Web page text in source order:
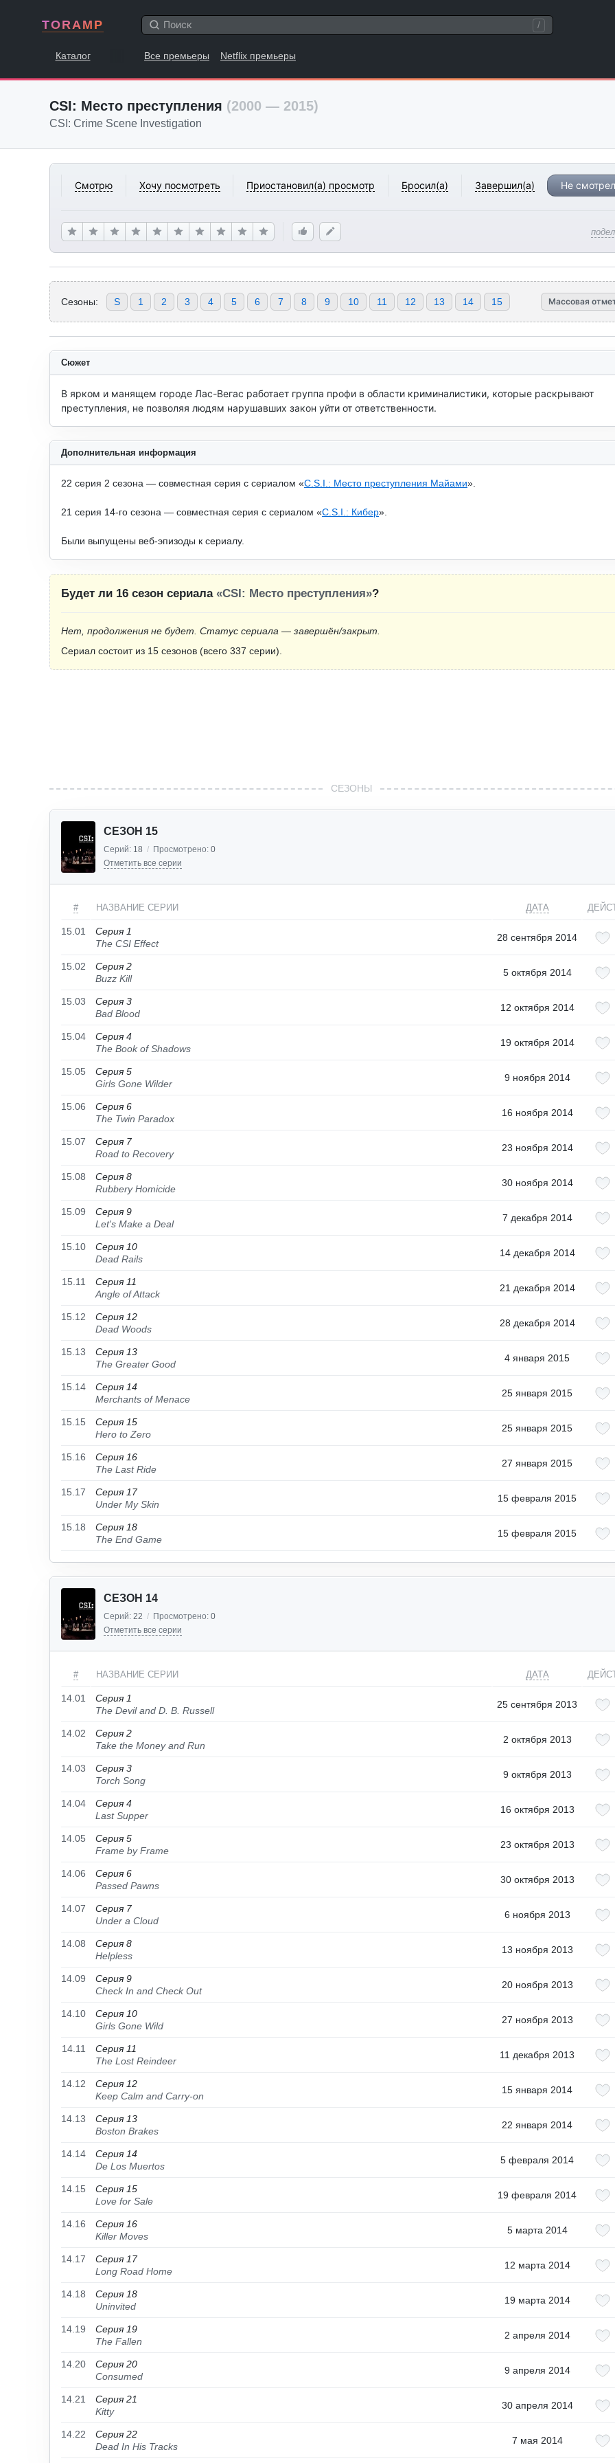
TORAMP /
Каталог Все премьеры Netflix премьеры
CSI: Место преступления (2000 — 2015)
CSI: Crime Scene Investigation
Смотрю Хочу посмотреть Приостановил(а) просмотр Бросил(а) Завершил(а) Не
Сезоны: S 1 2 3 4 5 6 7 8 9 10 11 12 13 14 15 Массовая
Сюжет
В ярком и манящем городе Лас-Вегас работает группа профи в области криминалистики, которые раскрывают
преступления, не позволяя людям нарушавших закон уйти от ответственности.
Дополнительная информация
22 серия 2 сезона — совместная серия с сериалом «C.S.I.: Место преступления Майами».
21 серия 14-го сезона — совместная серия с сериалом «C.S.I.: Кибер».
Были выпущены веб-эпизоды к сериалу.
Будет ли 16 сезон сериала «CSI: Место преступления»?
Нет, продолжения не будет. Статус сериала — завершён/закрыт.
Сериал состоит из 15 сезонов (всего 337 серии).
СЕЗОНЫ
СЕЗОН 15
Серий: 18 / Просмотрено: 0
Отметить все серии
# НАЗВАНИЕ СЕРИИ ДАТА
15.01
Серия 1
The CSI Effect
28 сентября 2014
15.02
Серия 2
Buzz Kill
5 октября 2014
15.03
Серия 3
Bad Blood
12 октября 2014
15.04
Серия 4
The Book of Shadows
19 октября 2014
15.05
Серия 5
Girls Gone Wilder
9 ноября 2014
15.06
Серия 6
The Twin Paradox
16 ноября 2014
15.07
Серия 7
Road to Recovery
23 ноября 2014
15.08
Серия 8
Rubbery Homicide
30 ноября 2014
15.09
Серия 9
Let's Make a Deal
7 декабря 2014
15.10
Серия 10
Dead Rails
14 декабря 2014
15.11
Серия 11
Angle of Attack
21 декабря 2014
15.12
Серия 12
Dead Woods
28 декабря 2014
15.13
Серия 13
The Greater Good
4 января 2015
15.14
Серия 14
Merchants of Menace
25 января 2015
15.15
Серия 15
Hero to Zero
25 января 2015
15.16
Серия 16
The Last Ride
27 января 2015
15.17
Серия 17
Under My Skin
15 февраля 2015
15.18
Серия 18
The End Game
15 февраля 2015
СЕЗОН 14
Серий: 22 / Просмотрено: 0
Отметить все серии
# НАЗВАНИЕ СЕРИИ ДАТА
14.01
Серия 1
The Devil and D. B. Russell
25 сентября 2013
14.02
Серия 2
Take the Money and Run
2 октября 2013
14.03
Серия 3
Torch Song
9 октября 2013
14.04
Серия 4
Last Supper
16 октября 2013
14.05
Серия 5
Frame by Frame
23 октября 2013
14.06
Серия 6
Passed Pawns
30 октября 2013
14.07
Серия 7
Under a Cloud
6 ноября 2013
14.08
Серия 8
Helpless
13 ноября 2013
14.09
Серия 9
Check In and Check Out
20 ноября 2013
14.10
Серия 10
Girls Gone Wild
27 ноября 2013
14.11
Серия 11
The Lost Reindeer
11 декабря 2013
14.12
Серия 12
Keep Calm and Carry-on
15 января 2014
14.13
Серия 13
Boston Brakes
22 января 2014
14.14
Серия 14
De Los Muertos
5 февраля 2014
14.15
Серия 15
Love for Sale
19 февраля 2014
14.16
Серия 16
Killer Moves
5 марта 2014
14.17
Серия 17
Long Road Home
12 марта 2014
14.18
Серия 18
Uninvited
19 марта 2014
14.19
Серия 19
The Fallen
2 апреля 2014
14.20
Серия 20
Consumed
9 апреля 2014
14.21
Серия 21
Kitty
30 апреля 2014
14.22
Серия 22
Dead In His Tracks
7 мая 2014